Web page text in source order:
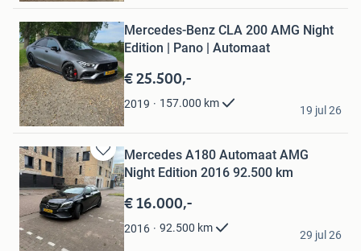
Mijn
Favorieten
Mercedes-Benz CLA 200 AMG Night
Edition | Pano | Automaat
€ 25.500,-
2019 157.000 km
Musab
Goes
19 jul 26
Bewaren
in
Mijn
Favorieten
Mercedes A180 Automaat AMG
Night Edition 2016 92.500 km
€ 16.000,-
2016 92.500 km
Jort
Groningen
29 jul 26